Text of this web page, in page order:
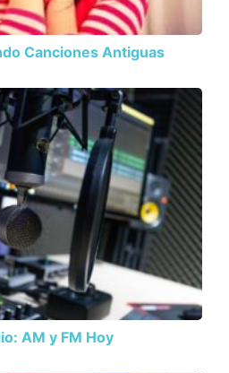
Canciones Antiguas
AM y FM Hoy